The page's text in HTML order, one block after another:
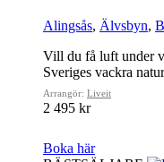
Alingsås, Älvsbyn,
Vill du få luft under
Sveriges vackra
Arrangör: Liveit
2 495 kr
Boka här